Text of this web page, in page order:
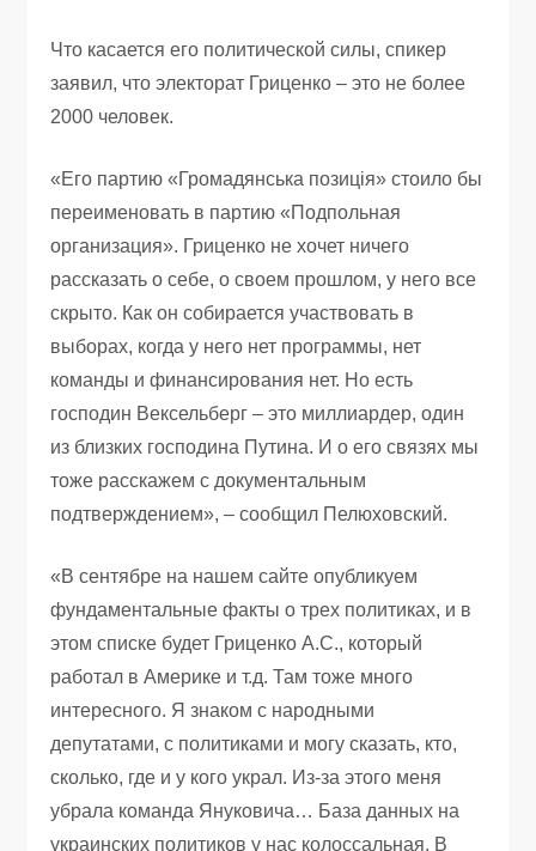
Что касается его политической силы, спикер
заявил, что электорат Гриценко – это не более
2000 человек.
«Его партию «Громадянська позиція» стоило бы
переименовать в партию «Подпольная
организация». Гриценко не хочет ничего
рассказать о себе, о своем прошлом, у него все
скрыто. Как он собирается участвовать в
выборах, когда у него нет программы, нет
команды и финансирования нет. Но есть
господин Вексельберг – это миллиардер, один
из близких господина Путина. И о его связях мы
тоже расскажем с документальным
подтверждением», – сообщил Пелюховский.
«В сентябре на нашем сайте опубликуем
фундаментальные факты о трех политиках, и в
этом списке будет Гриценко А.С., который
работал в Америке и т.д. Там тоже много
интересного. Я знаком с народными
депутатами, с политиками и могу сказать, кто,
сколько, где и у кого украл. Из-за этого меня
убрала команда Януковича… База данных на
украинских политиков у нас колоссальная. В